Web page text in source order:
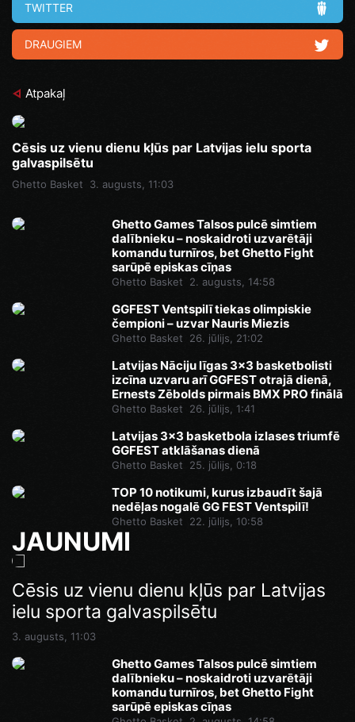
TWITTER
DRAUGIEM
Atpakaļ
Cēsis uz vienu dienu kļūs par Latvijas ielu sporta
galvaspilsētu
Ghetto Basket 3. augusts, 11:03
Ghetto Games Talsos pulcē simtiem
dalībnieku – noskaidroti uzvarētāji
komandu turnīros, bet Ghetto Fight
sarūpē episkas cīņas
Ghetto Basket 2. augusts, 14:58
GGFEST Ventspilī tiekas olimpiskie
čempioni – uzvar Nauris Miezis
Ghetto Basket 26. jūlijs, 21:02
Latvijas Nāciju līgas 3x3 basketbolisti
izcīna uzvaru arī GGFEST otrajā dienā,
Ernests Zēbolds pirmais BMX PRO finālā
Ghetto Basket 26. jūlijs, 1:41
Latvijas 3x3 basketbola izlases triumfē
GGFEST atklāšanas dienā
Ghetto Basket 25. jūlijs, 0:18
TOP 10 notikumi, kurus izbaudīt šajā
nedēļas nogalē GG FEST Ventspilī!
Ghetto Basket 22. jūlijs, 10:58
JAUNUMI
Cēsis uz vienu dienu kļūs par Latvijas
ielu sporta galvaspilsētu
3. augusts, 11:03
Ghetto Games Talsos pulcē simtiem
dalībnieku – noskaidroti uzvarētāji
komandu turnīros, bet Ghetto Fight
sarūpē episkas cīņas